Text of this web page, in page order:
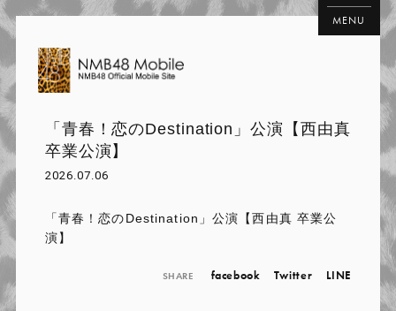
MENU
「青春！恋のDestination」公演【西由真
卒業公演】
2026.07.06
「青春！恋のDestination」公演【西由真 卒業公
演】
SHARE facebook Twitter LINE